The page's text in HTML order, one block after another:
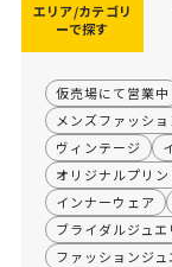
エリア/カテゴリ
ーで探す
仮売場にて営業中
メンズファッショ
ヴィンテージ
オリジナルプリ
インナーウェア
ブライダルジュエ
ファッションジュ